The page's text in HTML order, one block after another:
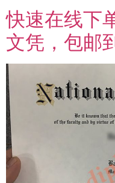
快速在线下
文凭，包邮